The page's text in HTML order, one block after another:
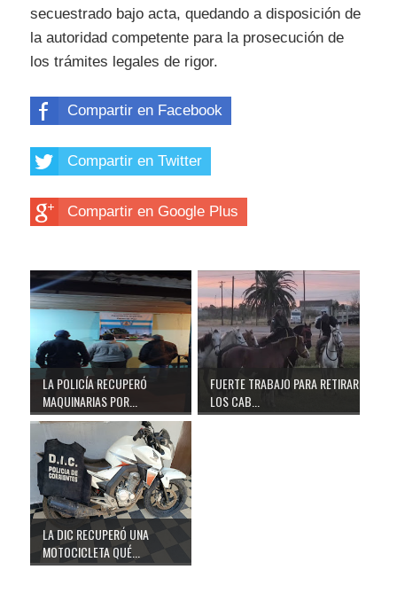
secuestrado bajo acta, quedando a disposición de
la autoridad competente para la prosecución de
los trámites legales de rigor.
Compartir en Facebook
Compartir en Twitter
Compartir en Google Plus
LA POLICÍA RECUPERÓ
MAQUINARIAS POR...
FUERTE TRABAJO PARA RETIRAR
LOS CAB...
LA DIC RECUPERÓ UNA
MOTOCICLETA QUÉ...